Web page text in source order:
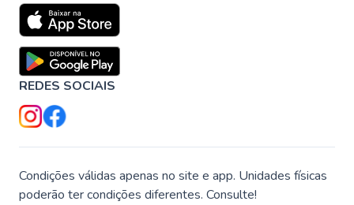
REDES SOCIAIS
Condições válidas apenas no site e app. Unidades físicas
poderão ter condições diferentes. Consulte!